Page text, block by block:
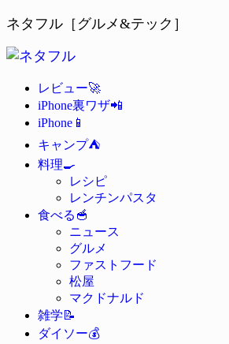
ネタフル［グルメ&テック］
レビュー🚀
iPhone裏ワザ📲
iPhone 📱
キャンプ⛺
料理🍳
レシピ
レンチンパスタ
食べる 🥣
ニュース
グルメ
ファストフード
松屋
マクドナルド
雑学📝
ダイソー💰